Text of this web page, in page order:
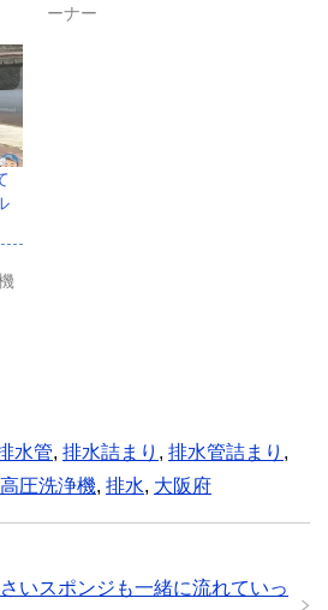
ーナー
水管, 排水詰まり , 排水管詰まり ,
高圧洗浄機, 排水, 大阪府
いスポンジも一緒に流れていっ